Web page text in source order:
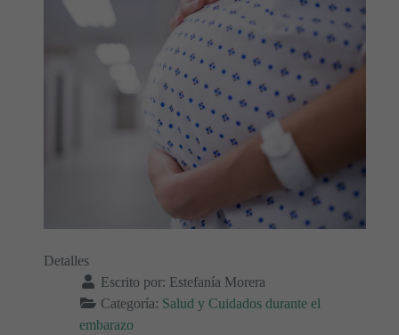
Detalles
Escrito por: Estefanía Morera
Categoría: Salud y Cuidados durante el
embarazo